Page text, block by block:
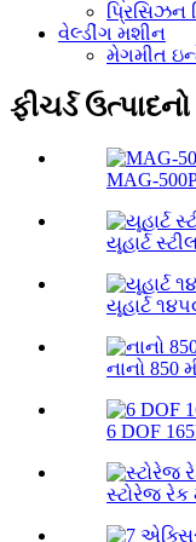
પ્રિસિઝન
વેલ્ડીંગ મશીન
મેગમીત
ફીચર્ડ ઉત્પાદનો
MAG-
યૂહાર્ટ
યૂહાર્ટ
નાનો 850
6 DOF
સ્ટોરેજ રેક